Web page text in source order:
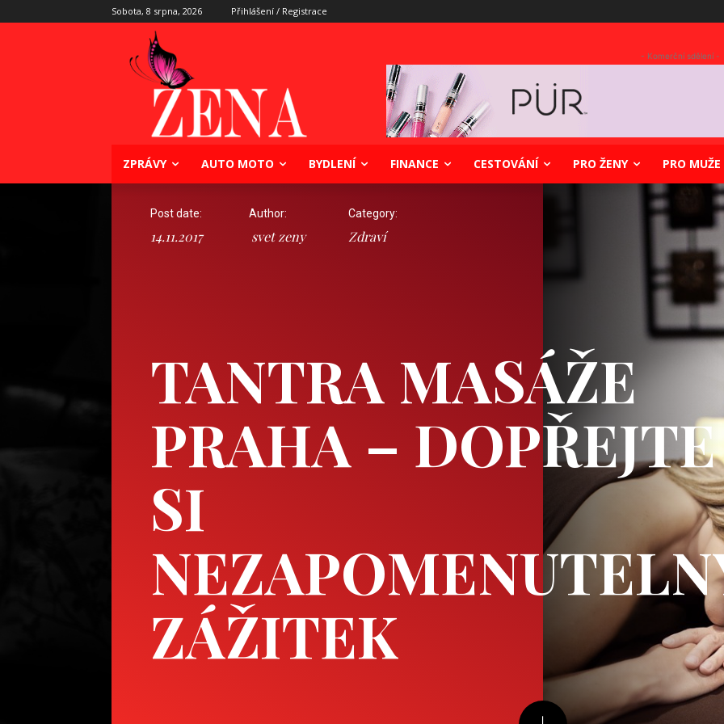
Sobota, 8 srpna, 2026 Přihlášení / Registrace
- Komerční sdělení -
ZPRÁVY AUTO MOTO BYDLENÍ FINANCE CESTOVÁNÍ PRO ŽENY PRO MUŽE
TANTRA MASÁŽE
PRAHA – DOPŘEJTE
SI
ZÁŽITEK
Post date:
14.11.2017
Author:
svet zeny
Category:
Zdraví